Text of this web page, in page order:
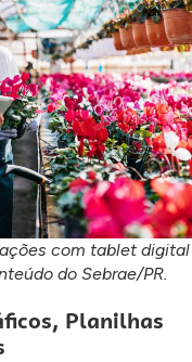
com tablet digital
do Sebrae/PR.
Planilhas